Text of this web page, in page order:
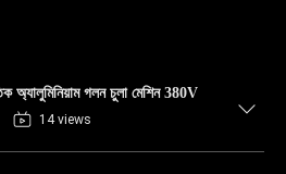
গলন চুলা মেশিন 380V
14 views